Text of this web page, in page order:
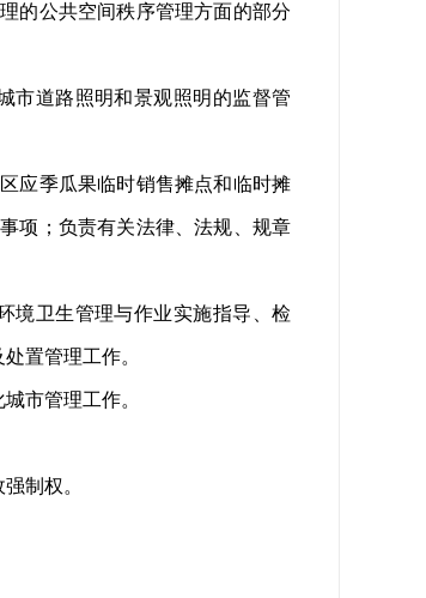
的公共空间秩序管理方面的部分
道路照明和景观照明的监督管
应季瓜果临时销售摊点和临时摊
项；负责有关法律、法规、规章
卫生管理与作业实施指导、检
置管理工作。
市管理工作。
制权。